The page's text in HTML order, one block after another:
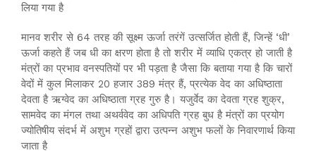
लिया गया है
मानव शरीर से 64 तरह की सूक्ष्म ऊर्जा तरंगें उत्सर्जित होती हैं, जिन्हें ‘धी’
ऊर्जा कहते हैं जब धी का क्षरण होता है तो शरीर में व्याधि एकत्र हो जाती है
मंत्रों का प्रभाव वनस्पतियों पर भी पड़ता है जैसा कि बताया गया है कि चारों
वेदों में कुल मिलाकर 20 हजार 389 मंत्र हैं, प्रत्येक वेद का अधिष्ठाता
देवता है ऋग्वेद का अधिष्ठाता ग्रह गुरु है। यजुर्वेद का देवता ग्रह शुक्र,
सामवेद का मंगल तथा अथर्ववेद का अधिपति ग्रह बुध है मंत्रों का प्रयोग
ज्योतिषीय संदर्भ में अशुभ ग्रहों द्वारा उत्पन्न अशुभ फलों के निवारणार्थ किया
जाता है